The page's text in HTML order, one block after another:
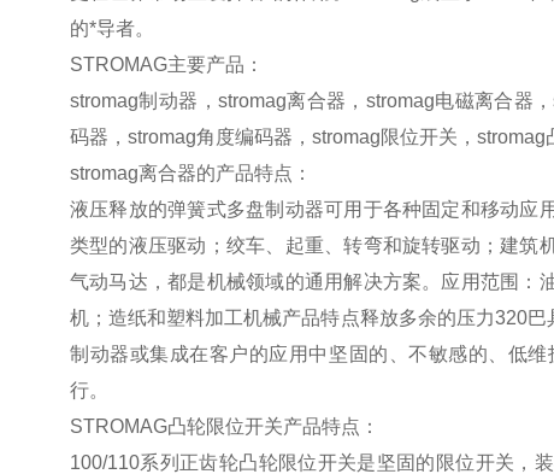
的*导者。
STROMAG主要产品：
stromag制动器，stromag离合器，stromag电磁离合器
码器，stromag角度编码器，stromag限位开关，
stromag离合器的产品特点：
液压释放的弹簧式多盘制动器可用于各种固定和移动应
类型的液压驱动；绞车、起重、转弯和旋转驱动；建筑
气动马达，都是机械领域的通用解决方案。应用范围：
机；造纸和塑料加工机械产品特点释放多余的压力320
制动器或集成在客户的应用中坚固的、不敏感的、低
行。
STROMAG凸轮限位开关产品特点：
100/110系列正齿轮凸轮限位开关是坚固的限位开关，